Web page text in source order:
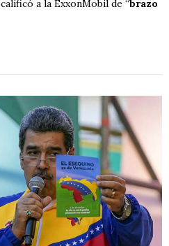
calificó a la ExxonMobil de “brazo